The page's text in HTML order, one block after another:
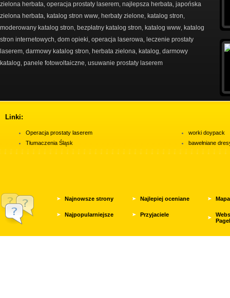
zielona herbata operacja prostaty laserem najlepsza herbata japońska
zielona herbata katalog stron www herbaty zielone katalog stron
moderowany katalog stron bezpłatny katalog stron katalog www katalog
stron internetowych dom opieki operacja laserowa
leczenie prostaty
laserem darmowy katalog stron herbata zielona katalog darmowy
katalog panele fotowoltaiczne usuwanie prostaty laserem
Linki:
Operacja prostaty laserem
Tłumaczenia Śląsk
worki doypack
bawełniane
Najnowsze strony Najlepiej oceniane
Najpopularniejsze Przyjaciele